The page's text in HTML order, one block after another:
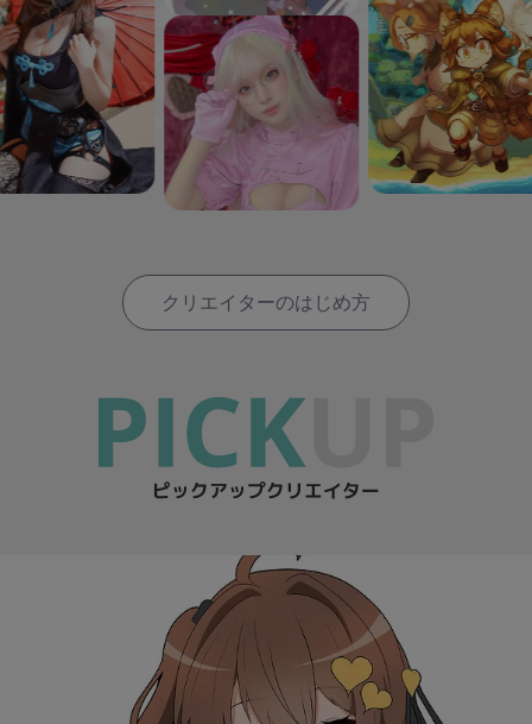
クリエイターのはじめ方